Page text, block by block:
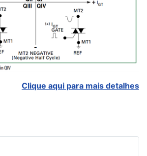
Clique aqui para mais detalhes